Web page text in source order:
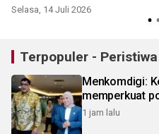
Selasa, 14 Juli 2026
Terpopuler - Peristiwa
Menkomdigi:
memperkuat
1 jam lalu